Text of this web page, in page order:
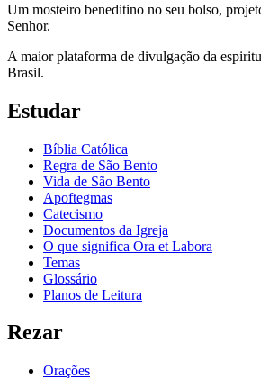
Um mosteiro beneditino no seu bolso,
Senhor.
A maior plataforma de divulgação da
Brasil.
Estudar
Bíblia Católica
Regra de São Bento
Vida de São Bento
Apoftegmas
Catecismo
Documentos da Igreja
O que significa Ora et Labora
Temas
Glossário
Planos de Leitura
Rezar
Orações